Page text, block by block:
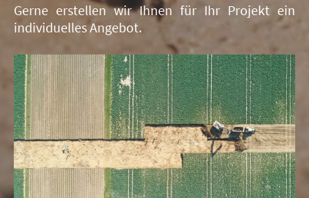
Gerne erstellen wir Ihnen für Ihr Projekt ein
individuelles Angebot.